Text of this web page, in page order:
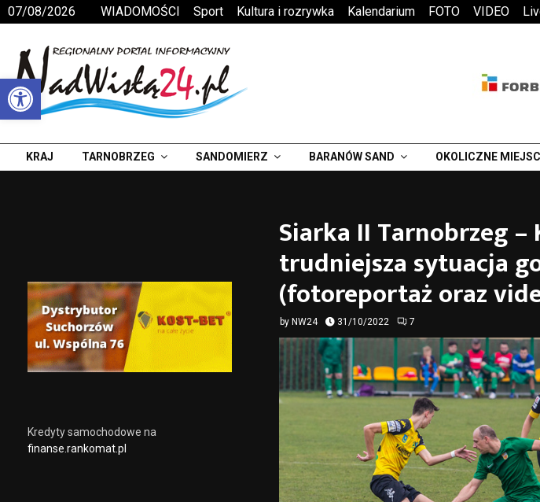
Otwórz pasek narzędzi
07/08/2026 WIADOMOŚCI Sport Kultura i rozrywka Kalendarium FOTO VIDEO
KRAJ TARNOBRZEG SANDOMIERZ BARANÓW SAND OKOLICZNE
Siarka II Tarnobrzeg –
trudniejsza sytuacja
(fotoreportaż oraz
by NW24 31/10/2022 7
Kredyty samochodowe na
finanse.rankomat.pl